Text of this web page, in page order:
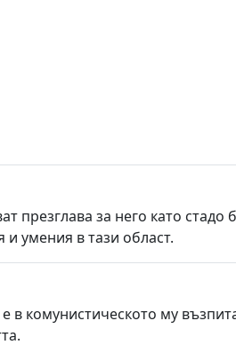
презглава за него като стадо
и умения в тази област.
комунистическото му